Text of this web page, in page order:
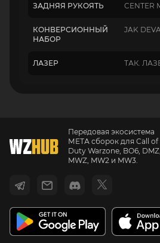
ЗАДНЯЯ РУКОЯТЬ CENTER
КОНВЕРСИОННЫЙ
НАБОР
JAK
ЛАЗЕР ТАК.
Передовая экосистема
МЕТА сборок для Call of
Duty Warzone, BO6, DMZ,
MWZ, MW2 и MW3.